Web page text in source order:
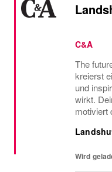
C&A
The
kreierst
und
wirkt.
motiviert
deine
Wird